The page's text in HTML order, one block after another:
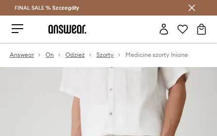
Oszczędzaj z Answear Club >
FINAL SALE % Szczegóły
Answear On Odzież Szorty Medicine szorty lniane